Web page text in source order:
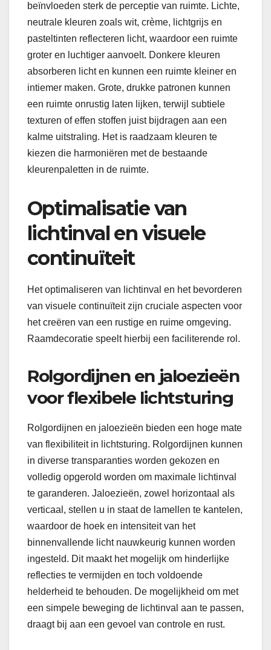
beïnvloeden sterk de perceptie van ruimte. Lichte,
neutrale kleuren zoals wit, crème, lichtgrijs en
pasteltinten reflecteren licht, waardoor een ruimte
groter en luchtiger aanvoelt. Donkere kleuren
absorberen licht en kunnen een ruimte kleiner en
intiemer maken. Grote, drukke patronen kunnen
een ruimte onrustig laten lijken, terwijl subtiele
texturen of effen stoffen juist bijdragen aan een
kalme uitstraling. Het is raadzaam kleuren te
kiezen die harmoniëren met de bestaande
kleurenpaletten in de ruimte.
Optimalisatie van
lichtinval en visuele
continuïteit
Het optimaliseren van lichtinval en het bevorderen
van visuele continuïteit zijn cruciale aspecten voor
het creëren van een rustige en ruime omgeving.
Raamdecoratie speelt hierbij een faciliterende rol.
Rolgordijnen en jaloezieën
voor flexibele lichtsturing
Rolgordijnen en jaloezieën bieden een hoge mate
van flexibiliteit in lichtsturing. Rolgordijnen kunnen
in diverse transparanties worden gekozen en
volledig opgerold worden om maximale lichtinval
te garanderen. Jaloezieën, zowel horizontaal als
verticaal, stellen u in staat de lamellen te kantelen,
waardoor de hoek en intensiteit van het
binnenvallende licht nauwkeurig kunnen worden
ingesteld. Dit maakt het mogelijk om hinderlijke
reflecties te vermijden en toch voldoende
helderheid te behouden. De mogelijkheid om met
een simpele beweging de lichtinval aan te passen,
draagt bij aan een gevoel van controle en rust.